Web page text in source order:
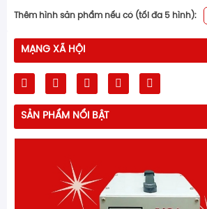
Thêm hình sản phẩm nếu có (tối đa 5 hình):
MẠNG XÃ HỘI
SẢN PHẨM NỔI BẬT